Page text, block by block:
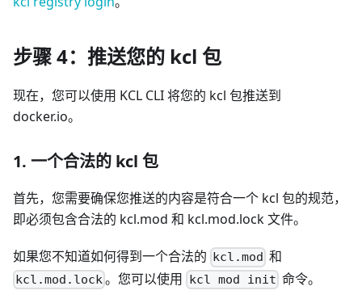
步骤 4：推送您的 kcl 包
现在，您可以使用 KCL CLI 将您的 kcl 包推送到
docker.io。
1. 一个合法的 kcl 包
首先，您需要确保您推送的内容是符合一个 kcl 包的规范，
即必须包含合法的 kcl.mod 和 kcl.mod.lock 文件。
如果您不知道如何得到一个合法的 kcl.mod 和
kcl.mod.lock。您可以使用 kcl mod init 命令。